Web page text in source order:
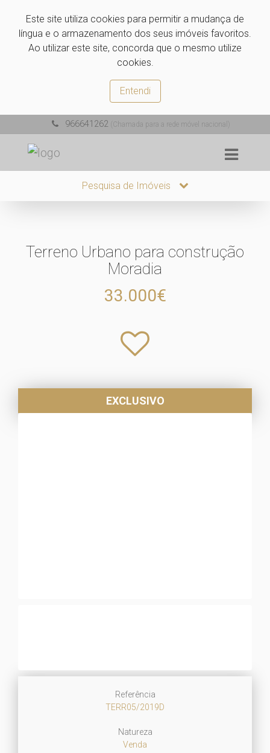
Este site utiliza cookies para permitir a mudança de
língua e o armazenamento dos seus imóveis favoritos.
Ao utilizar este site, concorda que o mesmo utilize
cookies.
Entendi
966641262 (Chamada para a rede móvel nacional)
Pesquisa de Imóveis
Terreno Urbano para construção
Moradia
33.000€
EXCLUSIVO
Referência
TERR05/2019D
Natureza
Venda